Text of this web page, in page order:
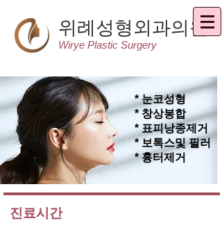
위례성형외과의원
Wirye Plastic Surgery
* ​눈코성형
* 창상봉합
* 표피낭종제거
* 보톡스및 필러
* 흉터제거
진료시간